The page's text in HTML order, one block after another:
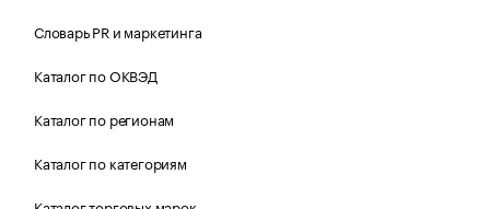
Словарь PR и маркетинга
Каталог по ОКВЭД
Каталог по регионам
Каталог по категориям